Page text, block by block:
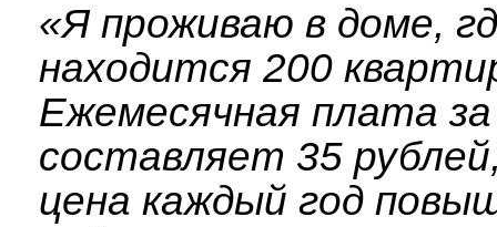
«Я проживаю в доме,
находится 200
Ежемесячная плата
составляет 35
цена каждый год